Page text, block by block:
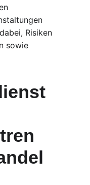
Risiken
sowie